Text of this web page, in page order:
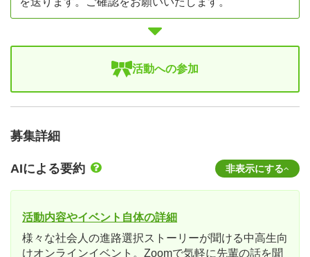
活動への参加
募集詳細
AIによる要約 非表示にする
活動内容やイベント自体の詳細
様々な社会人の進路選択ストーリーが聞ける中高生向
けオンラインイベント。Zoomで気軽に先輩の話を聞